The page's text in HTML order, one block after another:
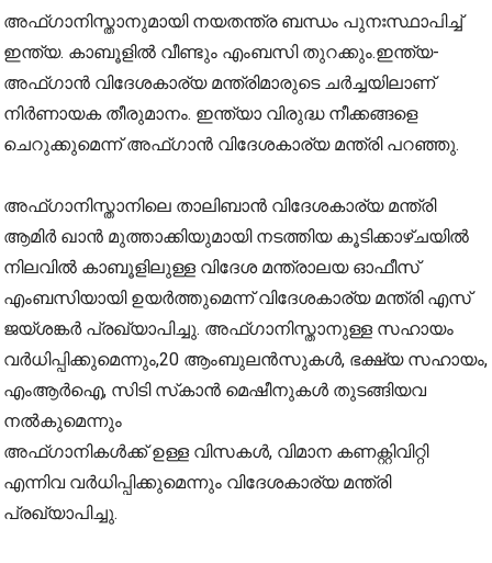
അഫ്ഗാനിസ്താനുമായി നയതന്ത്ര ബന്ധം പുനഃസ്ഥാപിച്ച്
ഇന്ത്യ. കാബൂളില്‍ വീണ്ടും എംബസി തുറക്കും.ഇന്ത്യ-
അഫ്ഗാന്‍ വിദേശകാര്യ മന്ത്രിമാരുടെ ചര്‍ച്ചയിലാണ്
നിര്‍ണായക തീരുമാനം. ഇന്ത്യാ വിരുദ്ധ നീക്കങ്ങളെ
ചെറുക്കുമെന്ന് അഫ്ഗാന്‍ വിദേശകാര്യ മന്ത്രി പറഞ്ഞു.
അഫ്ഗാനിസ്താനിലെ താലിബാന്‍ വിദേശകാര്യ മന്ത്രി
ആമിര്‍ ഖാന്‍ മുത്താക്കിയുമായി നടത്തിയ കൂടിക്കാഴ്ചയില്‍
നിലവില്‍ കാബൂളിലുള്ള വിദേശ മന്ത്രാലയ ഓഫീസ്
എംബസിയായി ഉയര്‍ത്തുമെന്ന് വിദേശകാര്യ മന്ത്രി എസ്
ജയ്ശങ്കര്‍ പ്രഖ്യാപിച്ചു. അഫ്ഗാനിസ്താനുള്ള സഹായം
വര്‍ധിപ്പിക്കുമെന്നും,20 ആംബുലന്‍സുകള്‍, ഭക്ഷ്യ സഹായം,
എംആര്‍ഐ, സിടി സ്‌കാന്‍ മെഷീനുകള്‍ തുടങ്ങിയവ
നല്‍കുമെന്നും
അഫ്ഗാനികള്‍ക്ക് ഉള്ള വിസകള്‍, വിമാന കണക്റ്റിവിറ്റി
എന്നിവ വര്‍ധിപ്പിക്കുമെന്നും വിദേശകാര്യ മന്ത്രി
പ്രഖ്യാപിച്ചു.